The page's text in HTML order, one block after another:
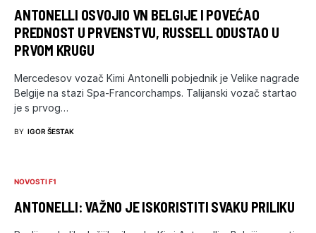
ANTONELLI OSVOJIO VN BELGIJE I POVEĆAO
PREDNOST U PRVENSTVU, RUSSELL ODUSTAO U
PRVOM KRUGU
Mercedesov vozač Kimi Antonelli pobjednik je Velike nagrade
Belgije na stazi Spa-Francorchamps. Talijanski vozač startao
je s prvog…
BY IGOR ŠESTAK
NOVOSTI F1
ANTONELLI: VAŽNO JE ISKORISTITI SVAKU PRILIKU